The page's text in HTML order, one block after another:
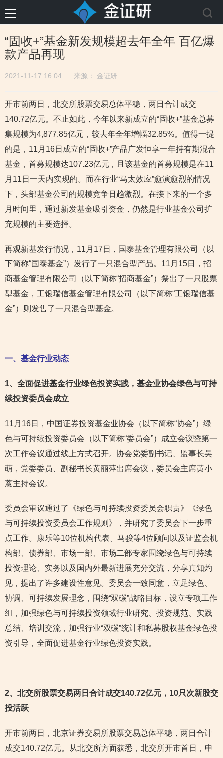
“固收+”基金新发规模超去年全年 百亿爆
款产品再现
2021-11-17 16:04 来源： 金证研
开市前两日，北交所股票交易总体平稳，两日合计成交
140.72亿元。不止如此，今年以来新成立的“固收+”基金总募
集规模为4,877.85亿元，较去年全年增幅32.85%。值得一提
的是，11月16日成立的“固收+”产品广发恒享一年持有期混合
基金，首募规模达107.23亿元，且该基金的首募规模是在11
月11日一天内实现的。而在行业“马太效应”愈演愈烈的情况
下，头部基金公司的规模竞争日趋激烈。在接下来的一个多
月时间里，通过新发基金吸引资金，仍然是行业基金公司扩
充规模的主要选择。
再观新基发行情况，11月17日，国泰基金管理有限公司（以
下简称“国泰基金”）发行了一只混合型产品。11月15日，招
商基金管理有限公司（以下简称“招商基金”）祭出了一只股票
型基金，工银瑞信基金管理有限公司（以下简称“工银瑞信基
金”）则发售了一只混合型基金。
一、基金行业动态
1、全面促进基金行业绿色投资实践，基金业协会绿色与可持
续投资委员会成立
11月16日，中国证券投资基金业协会（以下简称“协会”）绿
色与可持续投资委员会（以下简称“委员会”）成立会议暨第一
次工作会议通过线上方式召开。协会党委副书记、监事长吴
萌，党委委员、副秘书长黄丽萍出席会议，委员会主席黄小
薏主持会议。
委员会审议通过了《绿色与可持续投资委员会职责》《绿色
与可持续投资委员会工作规则》，并研究了委员会下一步重
点工作。康乐等10位机构代表、马骏等4位顾问以及证监会机
构部、债券部、市场一部、市场二部专家围绕绿色与可持续
投资理论、实务以及国内外最新进展充分交流，分享真知灼
见，提出了许多建设性意见。委员会一致同意，立足绿色、
协调、可持续发展理念，围绕“双碳”战略目标，设立专项工作
组，加强绿色与可持续投资领域行业研究、投资规范、实践
总结、培训交流，加强行业“双碳”统计和私募股权基金绿色投
资引导，全面促进基金行业绿色投资实践。
2、北交所股票交易两日合计成交140.72亿元，10只次新股交
投活跃
开市前两日，北京证券交易所股票交易总体平稳，两日合计
成交140.72亿元。从北交所方面获悉，北交所开市首日，申